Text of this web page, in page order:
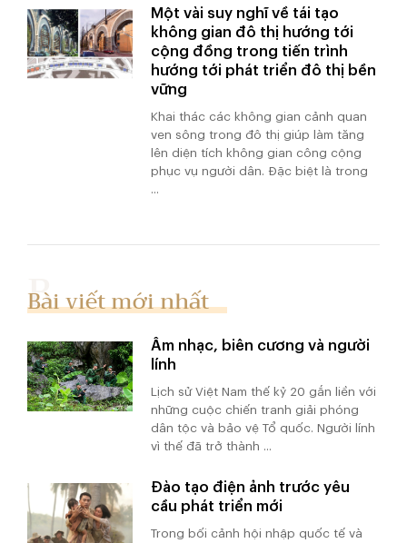
Một vài suy nghĩ về tái tạo
không gian đô thị hướng tới
cộng đồng trong tiến trình
hướng tới phát triển đô thị bền
vững
Khai thác các không gian cảnh quan
ven sông trong đô thị giúp làm tăng
lên diện tích không gian công cộng
phục vụ người dân. Đặc biệt là trong
...
Bài viết mới nhất
Âm nhạc, biên cương và người
lính
Lịch sử Việt Nam thế kỷ 20 gắn liền với
những cuộc chiến tranh giải phóng
dân tộc và bảo vệ Tổ quốc. Người lính
vì thế đã trở thành ...
Đào tạo điện ảnh trước yêu
cầu phát triển mới
Trong bối cảnh hội nhập quốc tế và